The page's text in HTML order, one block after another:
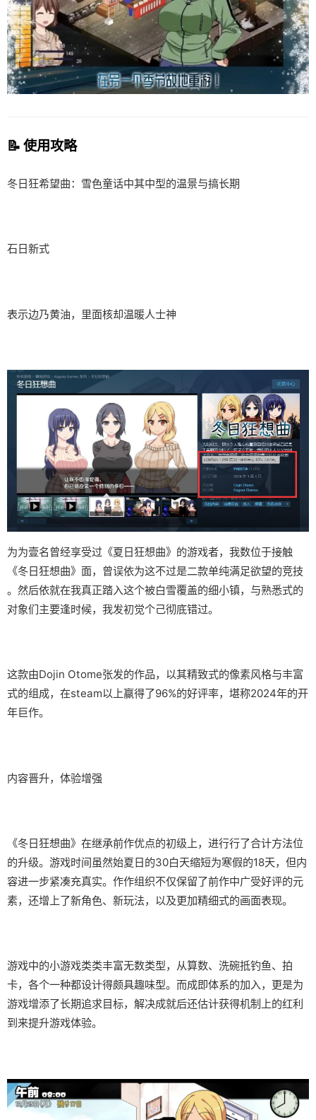
📝 使用攻略
冬日狂希望曲：雪色童话中其中型的温景与搞长期
石日新式
表示边乃黄油，里面核却温暖人士神
为为壹名曾经享受过《夏日狂想曲》的游戏者，我数位于接触
《冬日狂想曲》面，曾误依为这不过是二款​​单纯满足欲望的竞技​​
。然后依就在我真正踏入这个被白雪覆盖的细小镇，与熟悉式的
对象们主要逢时候，我发初觉个己彻底错过。
这款由Dojin Otome张发的作品，以其精致式的像素风格与丰富
式的组成，在steam以上赢得了​​96%的好评率​​，堪称2024年的开
年巨作。
内容晋升，体验增强
《冬日狂想曲》在继承前作优点的初级上，进行行了合计方法位
的升级。游戏时间虽然始夏日的30白天缩短为寒假的18天，但内
容进一步紧凑充真实。作作组织不仅保留了前作中广受好评的元
素，还增上了​​新角色、新玩法​​，以及更加精细式的画面表现。
游戏中的小游戏类类丰富无数类型，从算数、洗碗抵钓鱼、拍
卡，各个一种都设计得颇具趣味型。而​​成即体系的加入​​，更是为
游戏增添了长期追求目标，解决成就后还估计获得机制上的红利
到来提升游戏体验。